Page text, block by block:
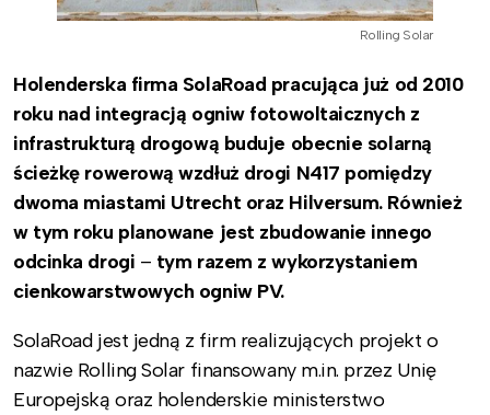
Rolling Solar
Holenderska firma SolaRoad pracująca już od 2010
roku nad integracją ogniw fotowoltaicznych z
infrastrukturą drogową buduje obecnie solarną
ścieżkę rowerową wzdłuż drogi N417 pomiędzy
dwoma miastami Utrecht oraz Hilversum. Również
w tym roku planowane jest zbudowanie innego
odcinka drogi – tym razem z wykorzystaniem
cienkowarstwowych ogniw PV.
SolaRoad jest jedną z firm realizujących projekt o
nazwie Rolling Solar finansowany m.in. przez Unię
Europejską oraz holenderskie ministerstwo